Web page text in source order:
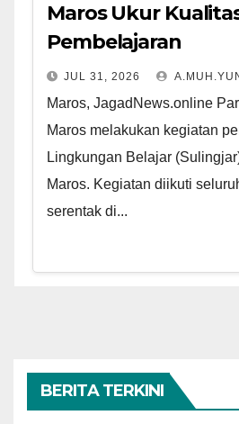
Maros Ukur
Pembelajaran
JUL 31, 2026
Maros, JagadNews.online
Maros melakukan kegiatan
Lingkungan Belajar
Maros. Kegiatan diikuti
serentak di...
BERITA TERKINI